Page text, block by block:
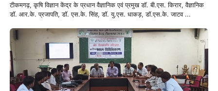
टीकमगढ़, कृषि विज्ञान केंद्र के प्रधान वैज्ञानिक एवं प्रमुख डॉ. बी.एस. किरार, वैज्ञानिक
डॉ. आर.के. प्रजापति, डॉ. एस.के. सिंह, डॉ. यु.एस. धाकड़, डॉ.एस.के. जाटव ...